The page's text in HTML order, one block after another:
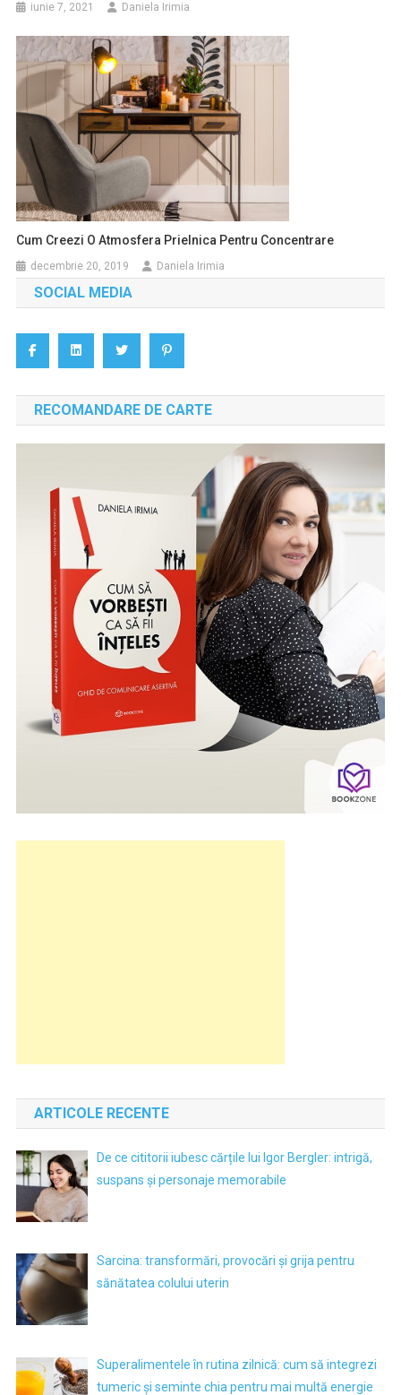
iunie 7, 2021 Daniela Irimia
Cum Creezi O Atmosfera Prielnica Pentru Concentrare
decembrie 20, 2019 Daniela Irimia
SOCIAL MEDIA
RECOMANDARE DE CARTE
ARTICOLE RECENTE
De ce cititorii iubesc cărțile lui Igor Bergler: intrigă,
suspans și personaje memorabile
Sarcina: transformări, provocări și grija pentru
sănătatea colului uterin
Superalimentele în rutina zilnică: cum să integrezi
tumeric și seminte chia pentru mai multă energie